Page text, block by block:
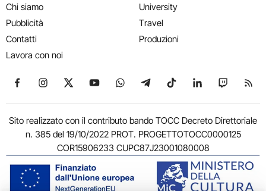
Chi siamo
Pubblicità
Contatti
Lavora con noi
University
Travel
Produzioni
Seguici su Facebook
Seguici su Instagram
Seguici su X
Seguici su YouTube
Seguici su WhatsApp
Seguici su Telegram
Seguici su TikTok
Seguici su
Seguici
Sito realizzato con il contributo bando TOCC Decreto Direttoriale
n. 385 del 19/10/2022 PROT. PROGETTOTOCC0000125
COR15906233 CUPC87J23001080008